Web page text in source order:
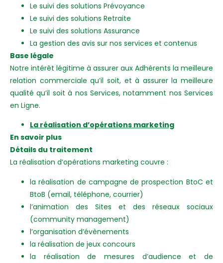
Le suivi des solutions Prévoyance
Le suivi des solutions Retraite
Le suivi des solutions Assurance
La gestion des avis sur nos services et contenus
Base légale
Notre intérêt légitime à assurer aux Adhérents la meilleure
relation commerciale qu’il soit, et à assurer la meilleure
qualité qu’il soit à nos Services, notamment nos Services
en Ligne.
La réalisation d’opérations marketing
En savoir plus
Détails du traitement
La réalisation d’opérations marketing couvre :
la réalisation de campagne de prospection BtoC et
BtoB (email, téléphone, courrier)
l’animation des Sites et des réseaux sociaux
(community management)
l’organisation d’évènements
la réalisation de jeux concours
la réalisation de mesures d’audience et de